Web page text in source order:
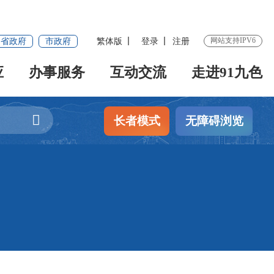
省政府 市政府 繁体版 登录 注册 网站支持IPV6
办事服务 互动交流 走进91九色
长者模式 无障碍浏览